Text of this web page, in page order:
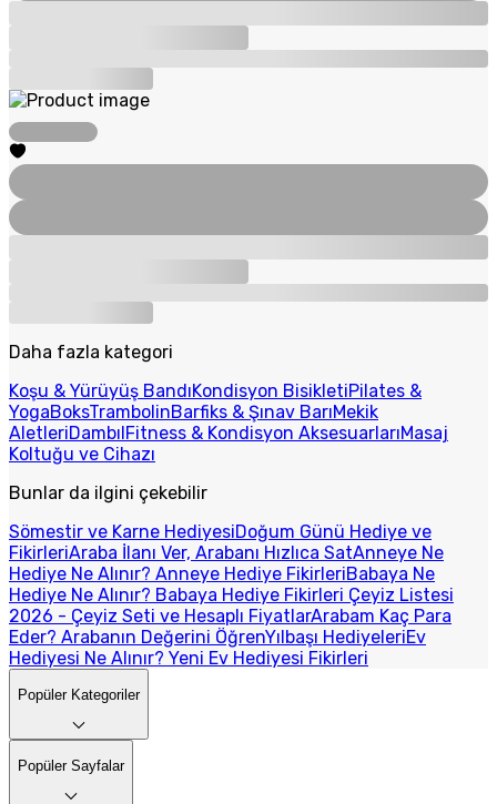
Daha fazla kategori
Koşu & Yürüyüş BandıKondisyon BisikletiPilates &
YogaBoksTrambolinBarfiks & Şınav BarıMekik
AletleriDambılFitness & Kondisyon AksesuarlarıMasaj
Koltuğu ve Cihazı
Bunlar da ilgini çekebilir
Sömestir ve Karne HediyesiDoğum Günü Hediye ve
FikirleriAraba İlanı Ver, Arabanı Hızlıca SatAnneye Ne
Hediye Ne Alınır? Anneye Hediye FikirleriBabaya Ne
Hediye Ne Alınır? Babaya Hediye Fikirleri Çeyiz Listesi
2026 - Çeyiz Seti ve Hesaplı FiyatlarArabam Kaç Para
Eder? Arabanın Değerini ÖğrenYılbaşı HediyeleriEv
Hediyesi Ne Alınır? Yeni Ev Hediyesi Fikirleri
Popüler Kategoriler
Popüler Sayfalar